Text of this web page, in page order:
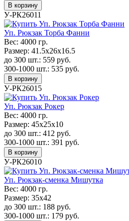
В корзину
У-РК26011
Уп. Рюкзак Торба Фанни
Вес: 4000 гр.
Размер: 41.5х26х16.5
до 300 шт.: 559 руб.
300-1000 шт.: 535 руб.
В корзину
У-РК26015
Уп. Рюкзак Рокер
Вес: 4000 гр.
Размер: 45х25х10
до 300 шт.: 412 руб.
300-1000 шт.: 391 руб.
В корзину
У-РК26010
Уп. Рюкзак-сменка Мишутка
Вес: 4000 гр.
Размер: 35х42
до 300 шт.: 188 руб.
300-1000 шт.: 179 руб.